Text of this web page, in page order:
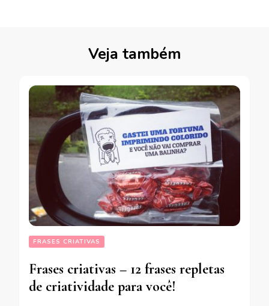
Veja também
FRASES CRIATIVAS
Frases criativas – 12 frases repletas
de criatividade para você!